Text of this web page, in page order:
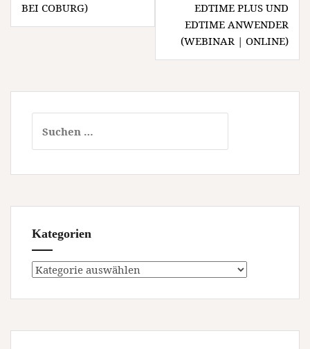
BEI COBURG)
EDTIME PLUS UND
EDTIME ANWENDER
(WEBINAR | ONLINE)
nach:
Kategorien
Kategorien